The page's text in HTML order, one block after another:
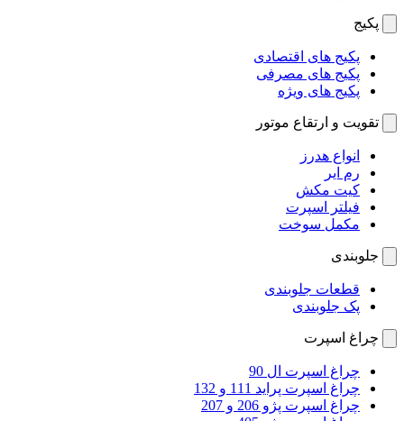
پکیج
پکیج های اقتصادی
پکیج های مصرفی
پکیج های ویژه
تقویت و ارتقاع موتور
انواع هدرز
رم ایر
کیت مکش
فیلتر اسپرت
مکمل سوخت
جلوبندی
قطعات جلوبندی
پک جلوبندی
چراغ اسپرت
چراغ اسپرت ال 90
چراغ اسپرت پراید 111 و 132
چراغ اسپرت پژو 206 و 207